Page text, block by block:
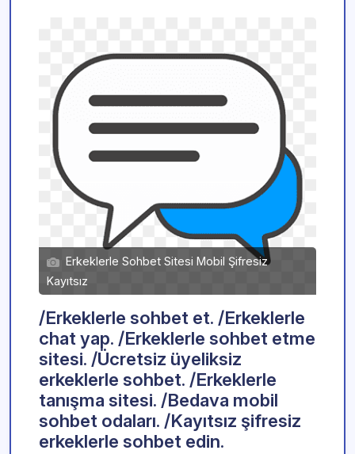
Erkeklerle Sohbet Sitesi Mobil Şifresiz
Kayıtsız
/Erkeklerle sohbet et. /Erkeklerle
chat yap. /Erkeklerle sohbet etme
sitesi. /Ücretsiz üyeliksiz
erkeklerle sohbet. /Erkeklerle
tanışma sitesi. /Bedava mobil
sohbet odaları. /Kayıtsız şifresiz
erkeklerle sohbet edin.